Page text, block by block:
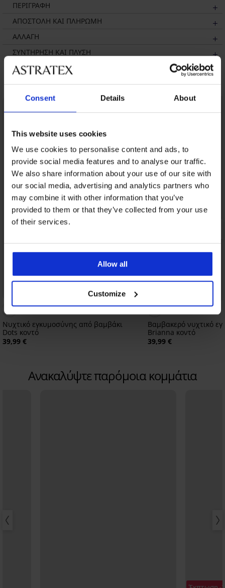
Consent Details About
This website uses cookies
We use cookies to personalise content and ads, to
provide social media features and to analyse our traffic.
We also share information about your use of our site with
our social media, advertising and analytics partners who
may combine it with other information that you’ve
provided to them or that they’ve collected from your use
of their services.
Allow all
Customize
ΠΕΡΙΓΡΑΦΗ
ΑΠΟΣΤΟΛΗ ΚΑΙ ΠΛΗΡΩΜΗ
ΑΛΛΑΓΗ
ΣΥΝΤΗΡΗΣΗ ΚΑΙ ΠΛΥΣΗ
Μπορεί να σας αρέσει
Νυχτικό εγκυμοσύνης από βαμβάκι
Dots κοντό
39,99 €
Βαμβακερό νυχτικό
Brianna κοντό
39,99 €
Ανακαλύψτε παρόμοια κομμάτια